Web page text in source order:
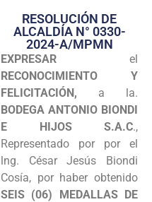
Transparencia
Seguridad
Programas
Intranet
RESOLUCIÓN DE
ALCALDÍA N° 0330-
2024-A/MPMN
EXPRESAR el
RECONOCIMIENTO Y
FELICITACIÓN, a la.
BODEGA ANTONIO BIONDI
E HIJOS S.A.C.,
Representado por por el
lng. César Jesús Biondi
Cosía, por haber obtenido
SEIS (06) MEDALLAS DE